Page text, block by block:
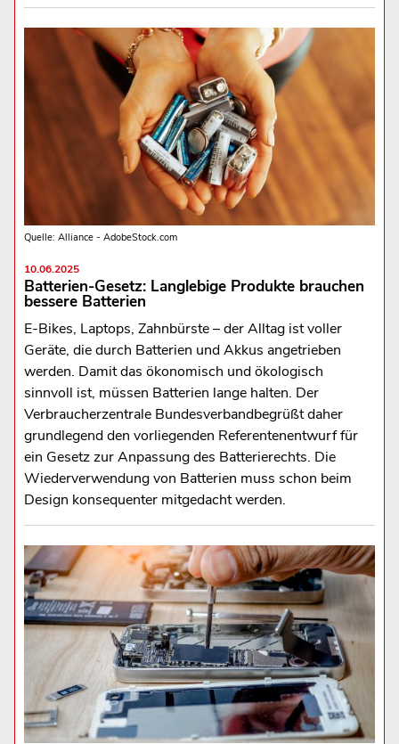
Quelle: Alliance - AdobeStock.com
10.06.2025
Batterien-Gesetz: Langlebige Produkte brauchen
bessere Batterien
E-Bikes, Laptops, Zahnbürste – der Alltag ist voller
Geräte, die durch Batterien und Akkus angetrieben
werden. Damit das ökonomisch und ökologisch
sinnvoll ist, müssen Batterien lange halten. Der
Verbraucherzentrale Bundesverbandbegrüßt daher
grundlegend den vorliegenden Referentenentwurf für
ein Gesetz zur Anpassung des Batterierechts. Die
Wiederverwendung von Batterien muss schon beim
Design konsequenter mitgedacht werden.